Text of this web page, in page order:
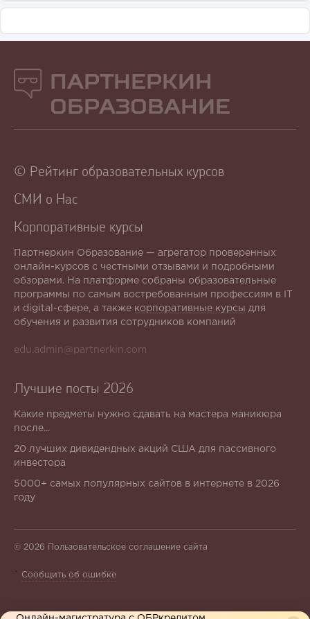
Партнеркин
Образование
© Рейтинг образовательных курсов
СМИ о Нас
Корпоративные курсы
Партнеркин Образование — агрегатор проверенных
онлайн-курсов с честными отзывами и подробными
обзорами. На платформе собраны образовательные
программы по самым востребованным профессиям в IT
и digital-сфере, а также корпоративные курсы для
обучения и развития сотрудников компаний
edu.admin@partnerkin.com
Лучшие посты 2026
Какие предметы нужно сдавать на мастера маникюра
после...
20 лучших дивидендных акций США для пассивного
инвестора
5000+ самых популярных сайтов в интернете в 2026
году
© 2026 Пользовательское соглашение сайта
` Сообщить об ошибке